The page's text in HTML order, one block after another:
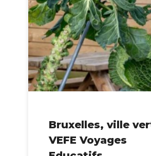
Bruxelles, ville
VEFE Voyages